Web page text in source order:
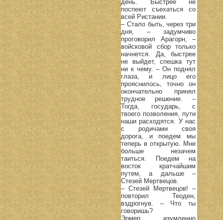
день. Быстрее не
поспеют съехаться со
всей Ристании.
– Стало быть, через три
дня, – задумчиво
проговорил Арагорн, –
войсковой сбор только
начнется. Да, быстрее
не выйдет, спешка тут
ни к чему. – Он поднял
глаза, и лицо его
прояснилось, точно он
окончательно принял
трудное решение. –
Тогда, государь, с
твоего позволения, пути
наши расходятся. У нас
с родичами своя
дорога, и поедем мы
теперь в открытую. Мне
больше незачем
таиться. Поедем на
восток кратчайшим
путем, а дальше –
Стезей Мертвецов.
– Стезей Мертвецов! –
повторил Теоден,
вздрогнув. – Что ты
говоришь?
Эомер изумленно